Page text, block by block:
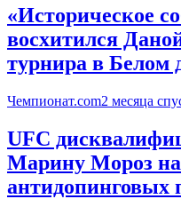
«Историческое
восхитился
турнира в Белом
Чемпионат.com2 месяца
UFC
Марину Мороз на
антидопинговых